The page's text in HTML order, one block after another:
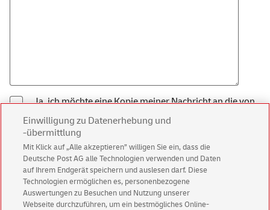
Ja, ich möchte eine Kopie meiner Nachricht an die von
mir angegebene E-Mail-Adresse erhalten. Die
Deutsche Post AG hat mich darauf hingewiesen, dass
dabei zwar eine Transportverschlüsselung stattfindet,
aber keine Verschlüsselung auf Inhaltsebene. Für den
Fall, dass ich besonders schützenswerte Daten in das
Kontaktformular eintrage, hat mir die Deutsche Post
AG davon abgeraten, eine Kopie dieser Nachricht per
transportverschlüsselterE-Mailzu erhalten.
Einwilligung zu Datenerhebung und
-übermittlung
Mit Klick auf „Alle akzeptieren” willigen Sie ein, dass die
Deutsche Post AG alle Technologien verwenden und Daten
auf Ihrem Endgerät speichern und auslesen darf. Diese
Technologien ermöglichen es, personenbezogene
Auswertungen zu Besuchen und Nutzung unserer
Webseite durchzuführen, um ein bestmögliches Online-